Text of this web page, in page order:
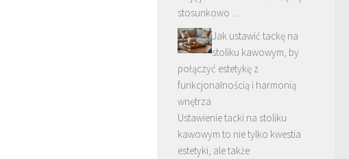
stosunkowo …
Jak ustawić tackę na
stoliku kawowym, by
połączyć estetykę z
funkcjonalnością i harmonią
wnętrza
Ustawienie tacki na stoliku
kawowym to nie tylko kwestia
estetyki, ale także